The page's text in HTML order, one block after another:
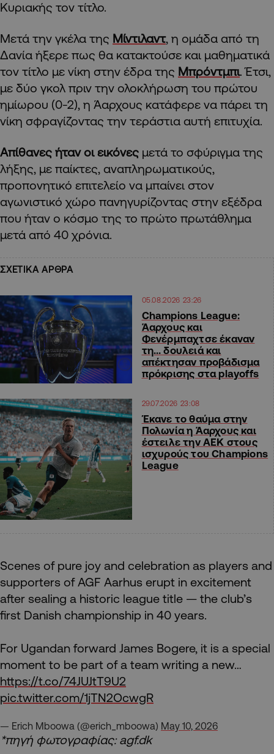
Κυριακής τον τίτλο.
Μετά την γκέλα της Μίντιλαντ, η ομάδα από τη
Δανία ήξερε πως θα κατακτούσε και μαθηματικά
τον τίτλο με νίκη στην έδρα της Μπρόντμπι. Έτσι,
με δύο γκολ πριν την ολοκλήρωση του πρώτου
ημίωρου (0-2), η Άαρχους κατάφερε να πάρει τη
νίκη σφραγίζοντας την τεράστια αυτή επιτυχία.
Απίθανες ήταν οι εικόνες μετά το σφύριγμα της
λήξης, με παίκτες, αναπληρωματικούς,
προπονητικό επιτελείο να μπαίνει στον
αγωνιστικό χώρο πανηγυρίζοντας στην εξέδρα
που ήταν ο κόσμο της το πρώτο πρωτάθλημα
μετά από 40 χρόνια.
ΣΧΕΤΙΚΑ ΑΡΘΡΑ
05.08.2026 23:26
Champions League:
Άαρχους και
Φενέρμπαχτσε έκαναν
τη… δουλειά και
απέκτησαν προβάδισμα
πρόκρισης στα playoffs
29.07.2026 23:08
Έκανε το θαύμα στην
Πολωνία η Άαρχους και
έστειλε την ΑΕΚ στους
ισχυρούς του Champions
League
Scenes of pure joy and celebration as players and
supporters of AGF Aarhus erupt in excitement
after sealing a historic league title — the club’s
first Danish championship in 40 years.
For Ugandan forward James Bogere, it is a special
moment to be part of a team writing a new…
https://t.co/74JUJtT9U2
pic.twitter.com/1jTN2OcwgR
— Erich Mboowa (@erich_mboowa) May 10, 2026
*πηγή φωτογραφίας: agf.dk